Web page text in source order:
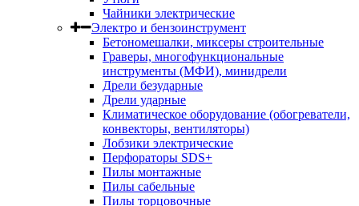
Чайники электрические
Электро и бензоинструмент
Бетономешалки, миксеры строительные
Граверы, многофункциональные
инструменты (МФИ), минидрели
Дрели безударные
Дрели ударные
Климатическое оборудование (обогреватели,
конвекторы, вентиляторы)
Лобзики электрические
Перфораторы SDS+
Пилы монтажные
Пилы сабельные
Пилы торцовочные